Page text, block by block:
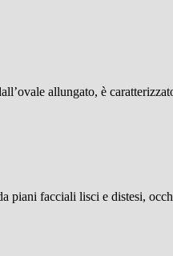
allungato, è
piani facciali lisci e distesi,